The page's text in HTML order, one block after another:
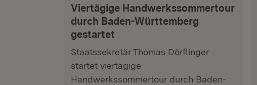
Viertägige Handwerkssommertour
durch Baden-Württemberg
gestartet
Staatssekretär Thomas Dörflinger
startet viertägige
Handwerkssommertour durch Baden-